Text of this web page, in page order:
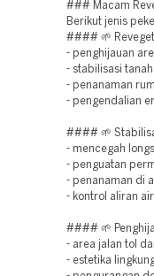
### Macam
Berikut jenis
#### 🌱
- penghijauan
- stabilisasi tanah
- penanaman
- pengendalian
#### 🌱
- mencegah
- penguatan
- penanaman di
- kontrol aliran
#### 🌱
- area jalan tol
- estetika